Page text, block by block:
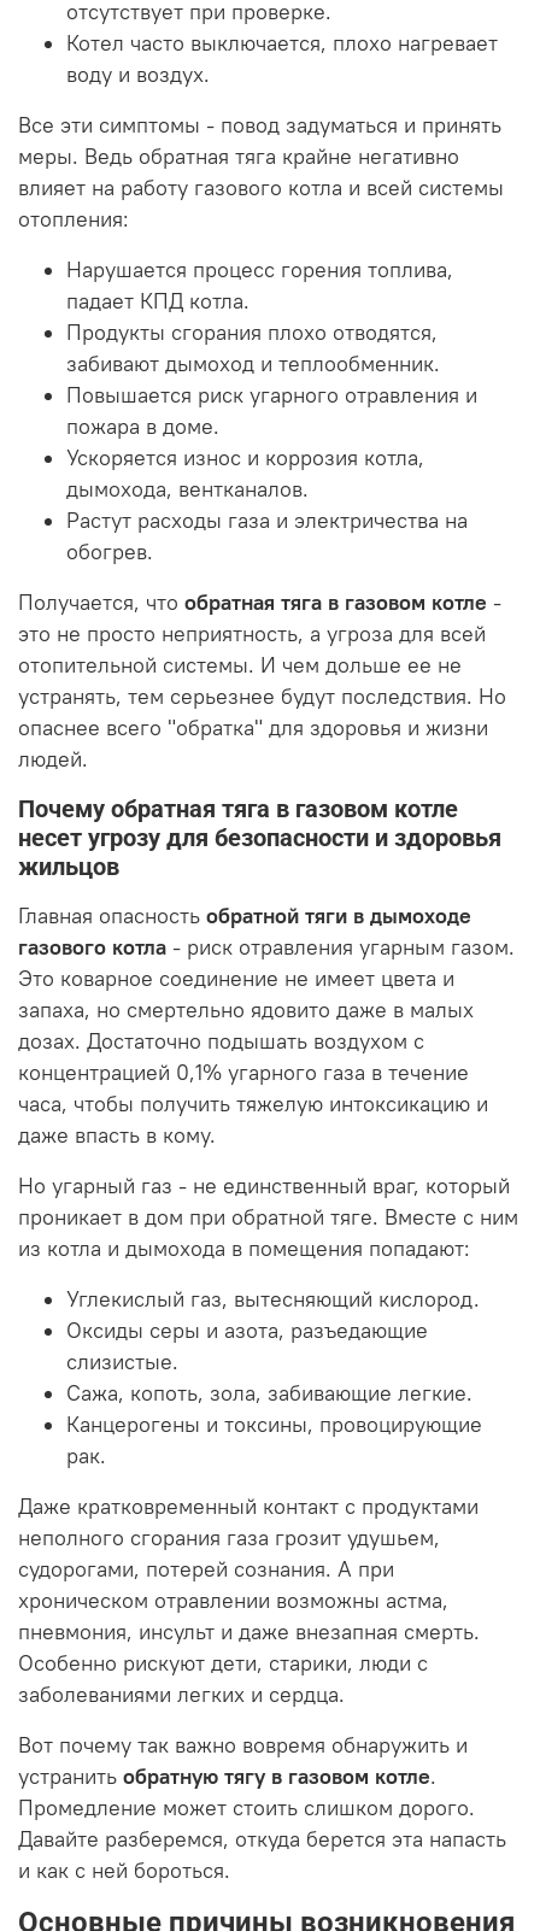
отсутствует при проверке.
Котел часто выключается, плохо нагревает
воду и воздух.
Все эти симптомы - повод задуматься и принять
меры. Ведь обратная тяга крайне негативно
влияет на работу газового котла и всей системы
отопления:
Нарушается процесс горения топлива,
падает КПД котла.
Продукты сгорания плохо отводятся,
забивают дымоход и теплообменник.
Повышается риск угарного отравления и
пожара в доме.
Ускоряется износ и коррозия котла,
дымохода, вентканалов.
Растут расходы газа и электричества на
обогрев.
Получается, что обратная тяга в газовом котле -
это не просто неприятность, а угроза для всей
отопительной системы. И чем дольше ее не
устранять, тем серьезнее будут последствия. Но
опаснее всего "обратка" для здоровья и жизни
людей.
Почему обратная тяга в газовом котле
несет угрозу для безопасности и здоровья
жильцов
Главная опасность обратной тяги в дымоходе
газового котла - риск отравления угарным газом.
Это коварное соединение не имеет цвета и
запаха, но смертельно ядовито даже в малых
дозах. Достаточно подышать воздухом с
концентрацией 0,1% угарного газа в течение
часа, чтобы получить тяжелую интоксикацию и
даже впасть в кому.
Но угарный газ - не единственный враг, который
проникает в дом при обратной тяге. Вместе с ним
из котла и дымохода в помещения попадают:
Углекислый газ, вытесняющий кислород.
Оксиды серы и азота, разъедающие
слизистые.
Сажа, копоть, зола, забивающие легкие.
Канцерогены и токсины, провоцирующие
рак.
Даже кратковременный контакт с продуктами
неполного сгорания газа грозит удушьем,
судорогами, потерей сознания. А при
хроническом отравлении возможны астма,
пневмония, инсульт и даже внезапная смерть.
Особенно рискуют дети, старики, люди с
заболеваниями легких и сердца.
Вот почему так важно вовремя обнаружить и
устранить обратную тягу в газовом котле.
Промедление может стоить слишком дорого.
Давайте разберемся, откуда берется эта напасть
и как с ней бороться.
Основные причины возникновения